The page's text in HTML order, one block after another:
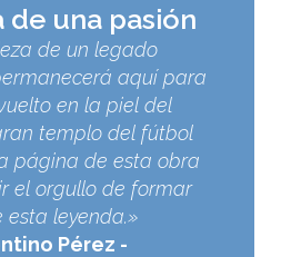
de una pasión
de un legado
aquí para
en la piel del
templo del fútbol
página de esta obra
el orgullo de formar
esta leyenda.»
Pérez